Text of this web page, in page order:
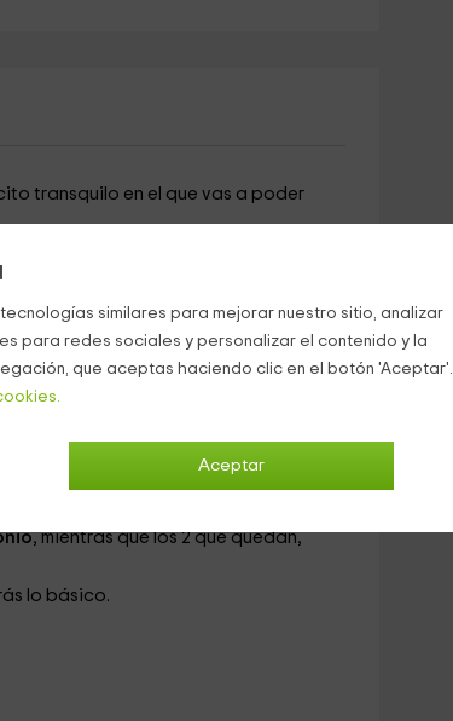
similares para mejorar nuestro sitio, analizar
para redes sociales y personalizar el contenido y la
que aceptas haciendo clic en el botón 'Aceptar'.
Aceptar
transquilo en el que vas a poder
disfrutar de unos
las siguientesestanciasllenas de
que se encuentra la
mesa de madera,
, mientras que los 2 que quedan,
lo básico.